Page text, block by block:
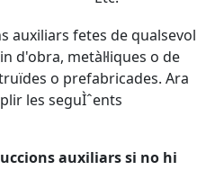
auxiliars fetes de qualsevol
d'obra, metàl·liques o de
o prefabricades. Ara
les seguÌˆents
auxiliars si no hi